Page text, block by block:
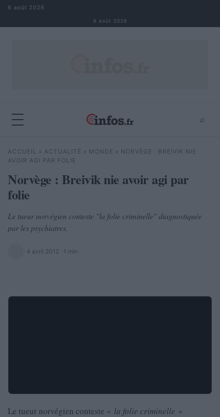
Aller au contenu
6 août 2026
6 août 2026
⌕
Rechercher ⌕
ACCUEIL » ACTUALITÉ » MONDE » NORVÈGE : BREIVIK NIE
AVOIR AGI PAR FOLIE
Norvège : Breivik nie avoir agi par
folie
Le tueur norvégien conteste "la folie criminelle" diagnostiquée
par les psychiatres.
· 4 avril 2012 · 1 min
Le tueur norvégien conteste « la folie criminelle »